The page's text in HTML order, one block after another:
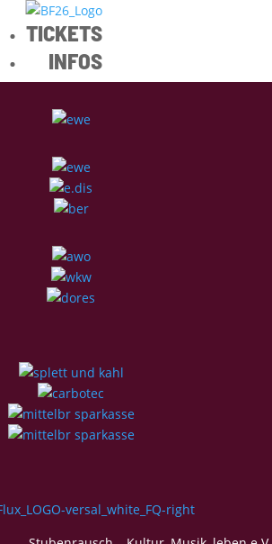
TICKETS
INFOS